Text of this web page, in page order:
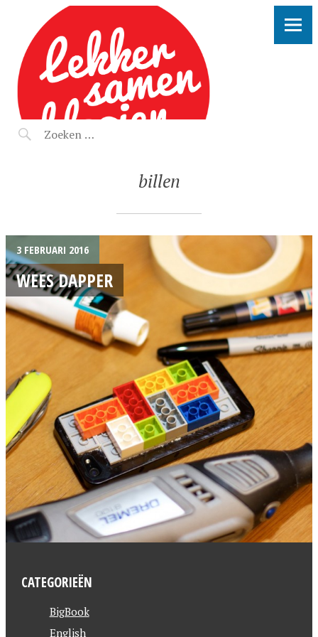
LEKKER SAMEN KLOOIEN
billen
3 FEBRUARI 2016
WEES DAPPER
CATEGORIEËN
BigBook
English